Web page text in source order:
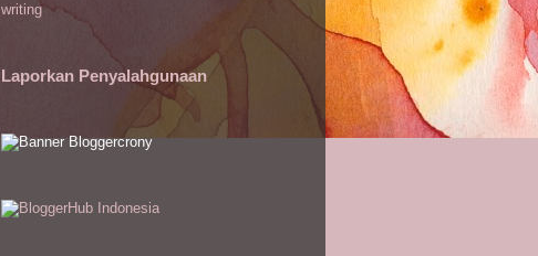
writing
Laporkan Penyalahgunaan